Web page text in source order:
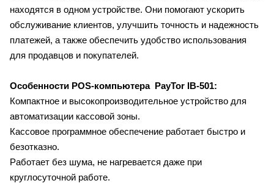
находятся в одном устройстве. Они помогают ускорить
обслуживание клиентов, улучшить точность и надежность
платежей, а также обеспечить удобство использования
для продавцов и покупателей.
Особенности POS-компьютера PayTor IB-501:
Компактное и высокопроизводительное устройство для
автоматизации кассовой зоны.
Кассовое программное обеспечение работает быстро и
безотказно.
Работает без шума, не нагревается даже при
круглосуточной работе.